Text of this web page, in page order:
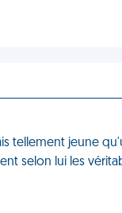
tellement jeune
selon lui les